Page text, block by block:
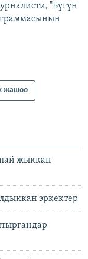
"Бүгүн
жашоо
жыккан
эркектер